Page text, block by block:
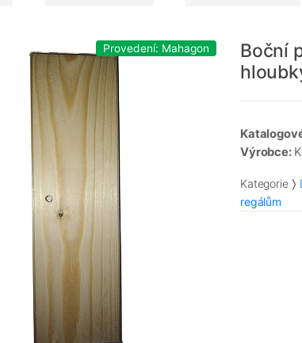
Provedení: Mahagon
Boční
Výrobce:
Kategorie
regálům